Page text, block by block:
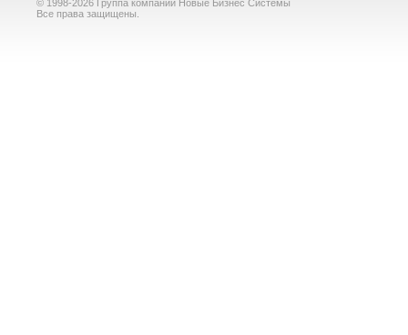
© 1998-2026 Группа компаний Новые Бизнес Системы
Все права защищены.